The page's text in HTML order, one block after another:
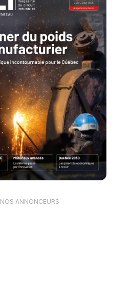
NOS ANNONCEURS